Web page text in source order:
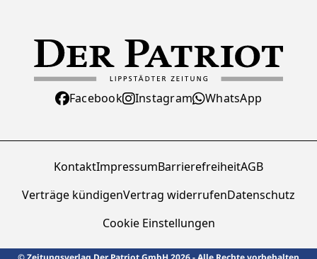
Facebook Instagram WhatsApp
KontaktImpressumBarrierefreiheitAGB
Verträge kündigenVertrag widerrufenDatenschutz
Cookie Einstellungen